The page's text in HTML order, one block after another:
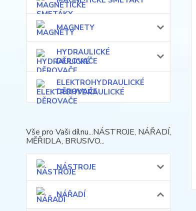
MAGNETY
HYDRAULICKÉ
DĚROVAČE
ELEKTROHYDRAULICKÉ
DĚROVAČE
Vše pro Vaši dílnu...NÁSTROJE, NÁŘADÍ,
MĚŘIDLA, BRUSIVO...
NÁSTROJE
NÁŘADÍ